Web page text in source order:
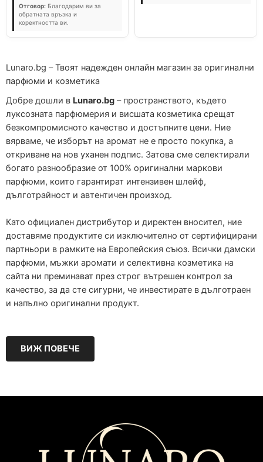
Отговор: Благодарим ви за
обратната връзка и
коректността ви.
Lunaro.bg – Твоят надежден онлайн магазин за оригинални
парфюми и козметика
Добре дошли в Lunaro.bg – пространството, където
луксозната парфюмерия и висшата козметика срещат
безкомпромисното качество и достъпните цени. Ние
вярваме, че изборът на аромат не е просто покупка, а
откриване на нов уханен подпис. Затова сме селектирали
богато разнообразие от 100% оригинални маркови
парфюми, които гарантират интензивен шлейф,
дълготрайност и автентичен произход.
Като официален дистрибутор и директен вносител, ние
доставяме продуктите си изключително от сертифицирани
партньори в рамките на Европейския съюз. Всички дамски
парфюми, мъжки аромати и селективна козметика на
сайта ни преминават през строг вътрешен контрол за
качество, за да сте сигурни, че инвестирате в дълготраен
и напълно оригинални продукт.
ВИЖ ПОВЕЧЕ